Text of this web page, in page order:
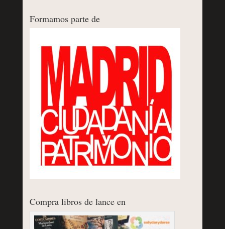
Formamos parte de
Compra libros de lance en